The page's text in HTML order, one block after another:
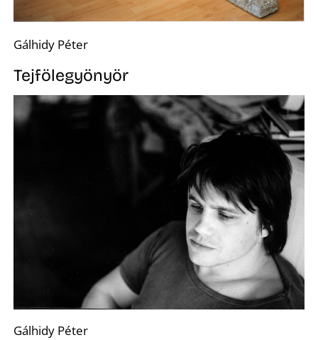
Gálhidy Péter
Tejfölegyönyör
Gálhidy Péter